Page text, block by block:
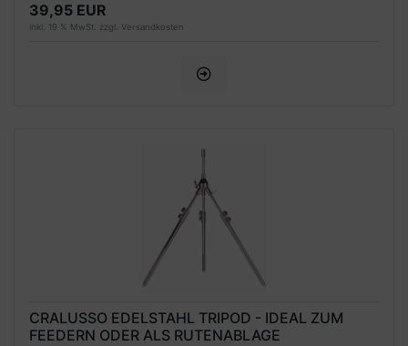
39,95 EUR
inkl. 19 % MwSt. zzgl. Versandkosten
CRALUSSO EDELSTAHL TRIPOD - IDEAL ZUM
FEEDERN ODER ALS RUTENABLAGE